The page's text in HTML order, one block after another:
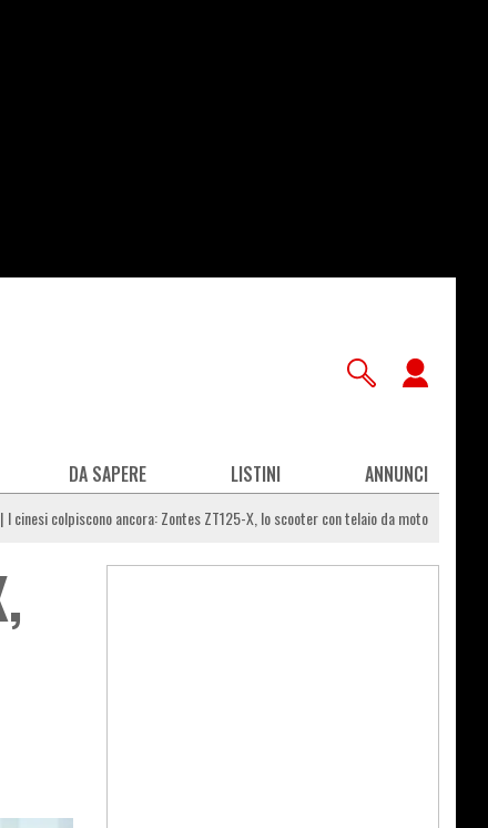
DA SAPERE LISTINI ANNUNCI
I cinesi colpiscono ancora: Zontes ZT125-X, lo scooter con telaio da moto